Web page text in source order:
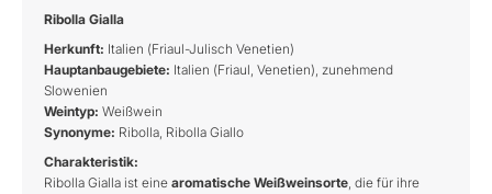
Ribolla Gialla
Herkunft: Italien (Friaul-Julisch Venetien)
Hauptanbaugebiete: Italien (Friaul, Venetien), zunehmend
Slowenien
Weintyp: Weißwein
Synonyme: Ribolla, Ribolla Giallo
Charakteristik:
Ribolla Gialla ist eine aromatische Weißweinsorte, die für ihre